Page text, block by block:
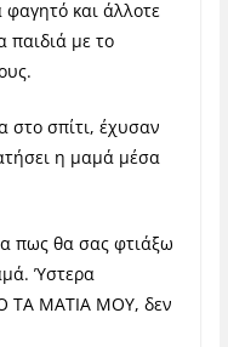
και άλλοτε
παιδιά με το
στο σπίτι, έχυσαν
η μαμά μέσα
πως θα σας φτιάξω
Ύστερα
ΤΑ ΜΑΤΙΑ ΜΟΥ, δεν